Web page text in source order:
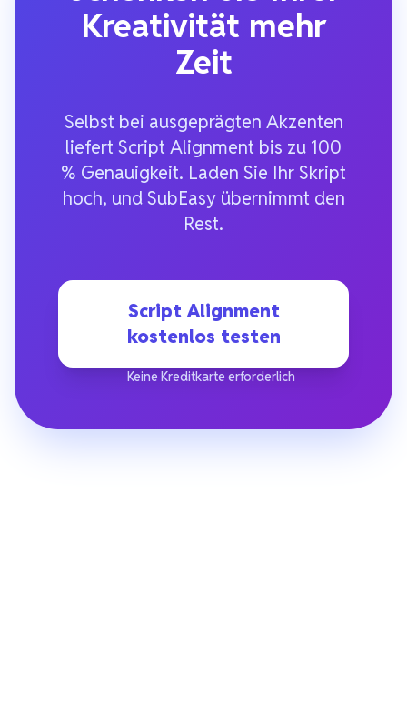
Kreativität mehr
Zeit
Selbst bei ausgeprägten Akzenten
liefert Script Alignment bis zu 100
% Genauigkeit. Laden Sie Ihr Skript
hoch, und SubEasy übernimmt den
Rest.
Script Alignment
kostenlos testen
Keine Kreditkarte erforderlich